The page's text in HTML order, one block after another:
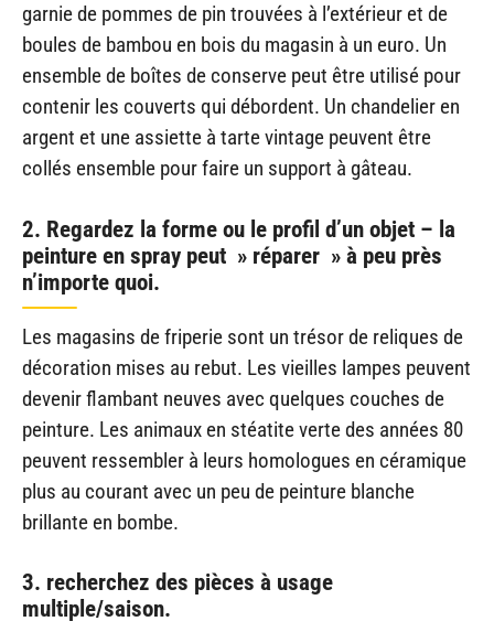
garnie de pommes de pin trouvées à l’extérieur et de
boules de bambou en bois du magasin à un euro. Un
ensemble de boîtes de conserve peut être utilisé pour
contenir les couverts qui débordent. Un chandelier en
argent et une assiette à tarte vintage peuvent être
collés ensemble pour faire un support à gâteau.
2. Regardez la forme ou le profil d’un objet – la
peinture en spray peut » réparer » à peu près
n’importe quoi.
Les magasins de friperie sont un trésor de reliques de
décoration mises au rebut. Les vieilles lampes peuvent
devenir flambant neuves avec quelques couches de
peinture. Les animaux en stéatite verte des années 80
peuvent ressembler à leurs homologues en céramique
plus au courant avec un peu de peinture blanche
brillante en bombe.
3. recherchez des pièces à usage
multiple/saison.